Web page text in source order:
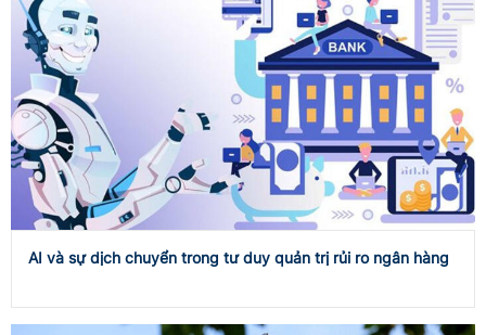
AI và sự dịch chuyển trong tư duy quản trị rủi ro ngân hàng